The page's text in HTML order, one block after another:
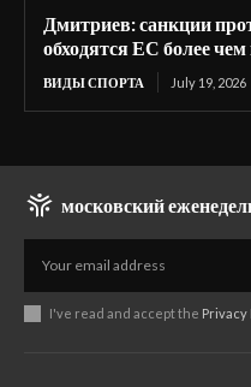
Дмитриев: санкции
обходятся ЕС более
ВИДЫ СПОРТА July 19, 2026
московский
I've read and accept the Privacy